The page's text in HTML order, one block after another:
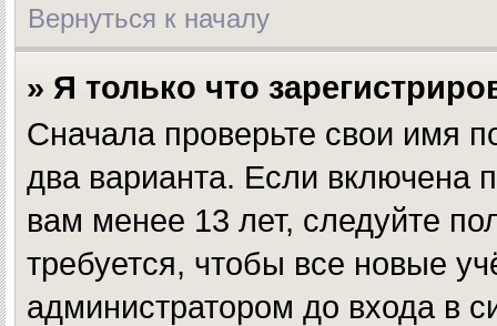
Вернуться к началу
» Я только что
Сначала проверьте свои имя
два варианта. Если включена
вам менее 13 лет, следуйте
требуется, чтобы все новые
администратором до входа в